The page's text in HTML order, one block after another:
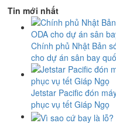
Tin mới nhất
Chính phủ Nhật Bản
cho dự án sân bay
Jetstar Pacific đón
phục vụ tết Giáp Ngọ